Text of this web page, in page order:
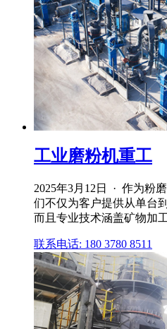
工业磨粉机重工
2025年3月12日 · 作为粉
们不仅为客户提供从单台
而且专业技术涵盖矿物加
联系电话: 180 3780 8511